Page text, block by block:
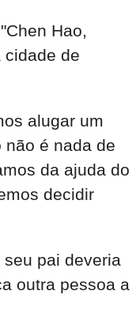
Hao,
cidade de
alugar um
não é nada de
da ajuda do
decidir
pai deveria
outra pessoa a